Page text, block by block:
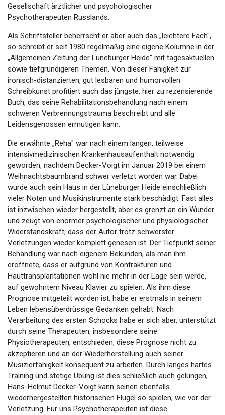
Gesellschaft ärztlicher und psychologischer
Psychotherapeuten Russlands.
Als Schriftsteller beherrscht er aber auch das „leichtere Fach",
so schreibt er seit 1980 regelmäßig eine eigene Kolumne in der
„Allgemeinen Zeitung der Lüneburger Heide" mit tagesaktuellen
sowie tiefgründigeren Themen. Von dieser Fähigkeit zur
ironisch-distanzierten, gut lesbaren und humorvollen
Schreibkunst profitiert auch das jüngste, hier zu rezensierende
Buch, das seine Rehabilitationsbehandlung nach einem
schweren Verbrennungstrauma beschreibt und alle
Leidensgenossen ermutigen kann.
Die erwähnte „Reha" war nach einem langen, teilweise
intensivmedizinischen Krankenhausaufenthalt notwendig
geworden, nachdem Decker-Voigt im Januar 2019 bei einem
Weihnachtsbaumbrand schwer verletzt worden war. Dabei
wurde auch sein Haus in der Lüneburger Heide einschließlich
vieler Noten und Musikinstrumente stark beschädigt. Fast alles
ist inzwischen wieder hergestellt, aber es grenzt an ein Wunder
und zeugt von enormer psychologischer und physiologischer
Widerstandskraft, dass der Autor trotz schwerster
Verletzungen wieder komplett genesen ist. Der Tiefpunkt seiner
Behandlung war nach eigenem Bekunden, als man ihm
eröffnete, dass er aufgrund von Kontrakturen und
Hauttransplantationen wohl nie mehr in der Lage sein werde,
auf gewohntem Niveau Klavier zu spielen. Als ihm diese
Prognose mitgeteilt worden ist, habe er erstmals in seinem
Leben lebensüberdrüssige Gedanken gehabt. Nach
Verarbeitung des ersten Schocks habe er sich aber, unterstützt
durch seine Therapeuten, insbesondere seine
Physiotherapeuten, entschieden, diese Prognose nicht zu
akzeptieren und an der Wiederherstellung auch seiner
Musizierfähigkeit konsequent zu arbeiten. Durch langes hartes
Training und stetige Übung ist dies schließlich auch gelungen,
Hans-Helmut Decker-Voigt kann seinen ebenfalls
wiederhergestellten historischen Flügel so spielen, wie vor der
Verletzung. Für uns Psychotherapeuten ist diese